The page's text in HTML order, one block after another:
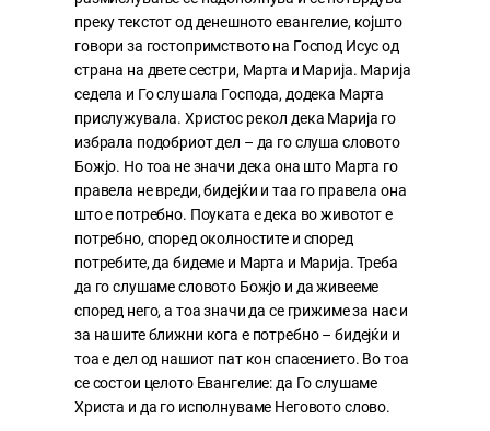
преку текстот од денешното евангелие, којшто
говори за гостопримството на Господ Исус од
страна на двете сестри, Марта и Марија. Марија
седела и Го слушала Господа, додека Марта
прислужувала. Христос рекол дека Марија го
избрала подобриот дел – да го слуша словото
Божјо. Но тоа не значи дека она што Марта го
правела не вреди, бидејќи и таа го правела она
што е потребно. Поуката е дека во животот е
потребно, според околностите и според
потребите, да бидеме и Марта и Марија. Треба
да го слушаме словото Божјо и да живееме
според него, а тоа значи да се грижиме за нас и
за нашите ближни кога е потребно – бидејќи и
тоа е дел од нашиот пат кон спасението. Во тоа
се состои целото Евангелие: да Го слушаме
Христа и да го исполнуваме Неговото слово.